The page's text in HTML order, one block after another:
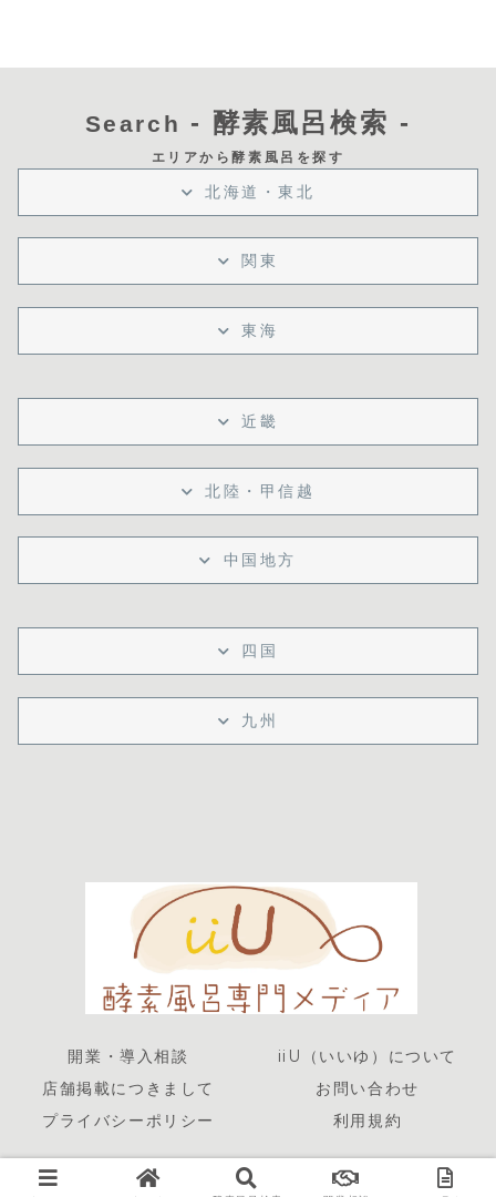
あり, メイクルー
ムあり, アメニテ
ィあり, 初回割引
あり, WEB予約
可, お子さま同伴
Search - 酵素風呂検索 -
エリアから酵素風呂を探す
北海道・東北
関東
東海
近畿
北陸・甲信越
中国地方
四国
九州
開業・導入相談
iiU（いいゆ）について
店舗掲載につきまして
お問い合わせ
プライバシーポリシー
利用規約
© 2020-2026 iiU（いいゆ）‐ 全国酵素風呂専門メディア.